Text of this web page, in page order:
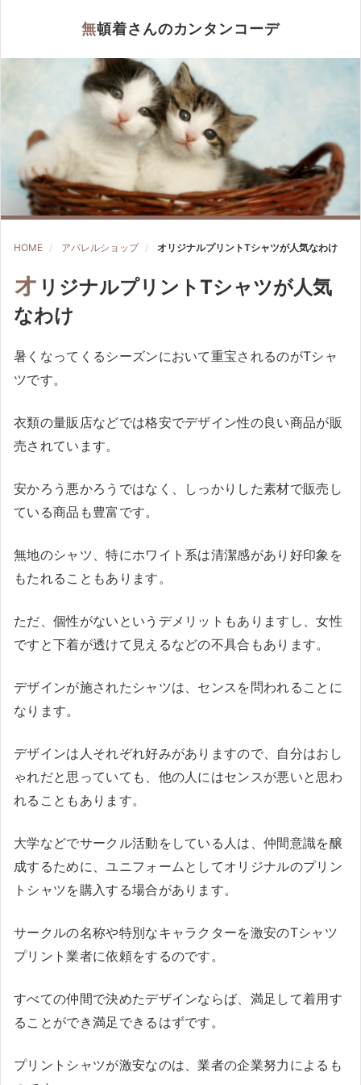
無頓着さんのカンタンコーデ
HOME アパレルショップ オリジナルプリントTシャツが人気なわけ
オ リジナルプリントTシャツが人気
なわけ
暑くなってくるシーズンにおいて重宝されるのがTシャ
ツです。
衣類の量販店などでは格安でデザイン性の良い商品が販
売されています。
安かろう悪かろうではなく、しっかりした素材で販売し
ている商品も豊富です。
無地のシャツ、特にホワイト系は清潔感があり好印象を
もたれることもあります。
ただ、個性がないというデメリットもありますし、女性
ですと下着が透けて見えるなどの不具合もあります。
デザインが施されたシャツは、センスを問われることに
なります。
デザインは人それぞれ好みがありますので、自分はおし
ゃれだと思っていても、他の人にはセンスが悪いと思わ
れることもあります。
大学などでサークル活動をしている人は、仲間意識を醸
成するために、ユニフォームとしてオリジナルのプリン
トシャツを購入する場合があります。
サークルの名称や特別なキャラクターを激安のTシャツ
プリント業者に依頼をするのです。
すべての仲間で決めたデザインならば、満足して着用す
ることができ満足できるはずです。
プリントシャツが激安なのは、業者の企業努力によるも